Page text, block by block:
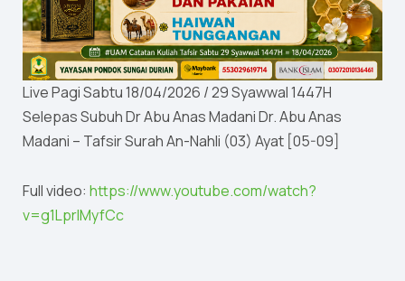
Live Pagi Sabtu 18/04/2026 / 29 Syawwal 1447H
Selepas Subuh Dr Abu Anas Madani Dr. Abu Anas
Madani – Tafsir Surah An-Nahli (03) Ayat [05-09]
Full video: https://www.youtube.com/watch?
v=g1LprIMyfCc